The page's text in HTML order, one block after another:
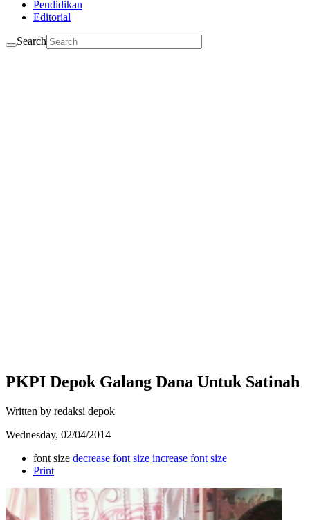
Pendidikan
Editorial
Search
PKPI Depok Galang Dana Untuk Satinah
Written by redaksi depok
Wednesday, 02/04/2014
font size decrease font size increase font size
Print